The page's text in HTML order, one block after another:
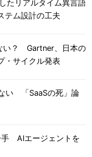
たリアルタイム異言語
ム設計の工夫
い？ Gartner、日本の
・サイクル発表
い 「SaaSの死」論
手 AIエージェントを